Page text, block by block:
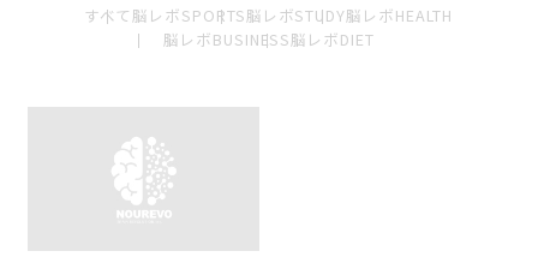
すべて脳レボSPORTS脳レボSTUDY脳レボHEALTH
脳レボBUSINESS脳レボDIET